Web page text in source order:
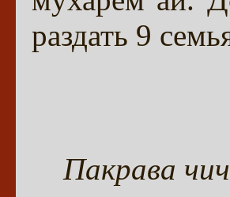
раздать 9
Пакрава